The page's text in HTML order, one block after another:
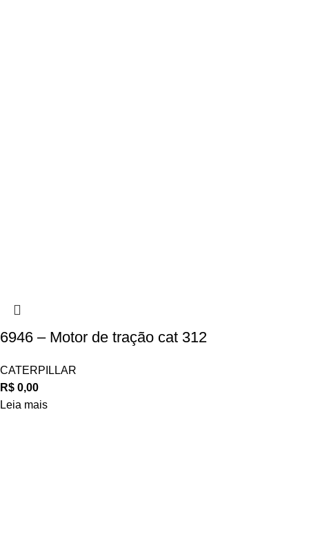
6946 – Motor de tração cat 312
CATERPILLAR
R$ 0,00
Leia mais